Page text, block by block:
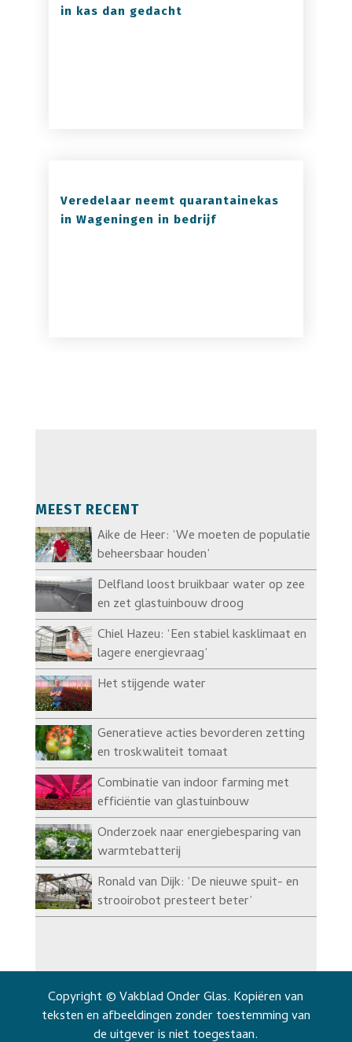
in kas dan gedacht
Veredelaar neemt quarantainekas
in Wageningen in bedrijf
MEEST RECENT
Aike de Heer: ‘We moeten de populatie
beheersbaar houden’
Delfland loost bruikbaar water op zee
en zet glastuinbouw droog
Chiel Hazeu: ‘Een stabiel kasklimaat en
lagere energievraag’
Het stijgende water
Generatieve acties bevorderen zetting
en troskwaliteit tomaat
Combinatie van indoor farming met
efficiëntie van glastuinbouw
Onderzoek naar energiebesparing van
warmtebatterij
Ronald van Dijk: ‘De nieuwe spuit- en
strooirobot presteert beter’
Copyright © Vakblad Onder Glas. Kopiëren van
teksten en afbeeldingen zonder toestemming van
de uitgever is niet toegestaan.